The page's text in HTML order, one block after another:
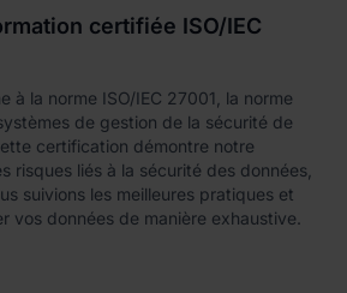
certifiée ISO/IEC
à la norme ISO/IEC 27001, la norme
de gestion de la sécurité de
certification démontre notre
risques liés à la sécurité des données,
suivions les meilleures pratiques et
vos données de manière exhaustive.